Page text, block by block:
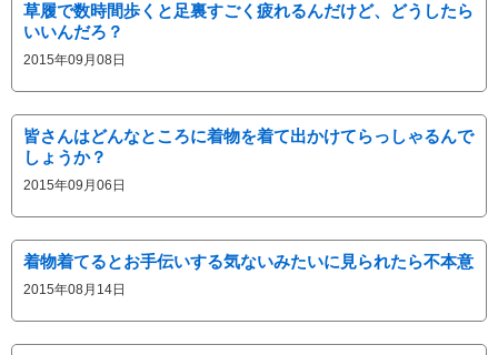
草履で数時間歩くと足裏すごく疲れるんだけど、どうしたら
いいんだろ？
2015年09月08日
皆さんはどんなところに着物を着て出かけてらっしゃるんで
しょうか？
2015年09月06日
着物着てるとお手伝いする気ないみたいに見られたら不本意
2015年08月14日